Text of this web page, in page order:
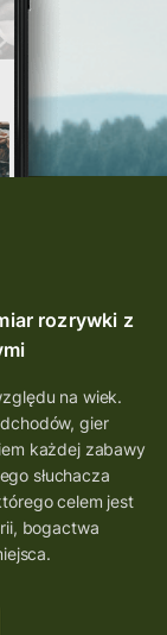
questy
questy
questami
rozrywki z
na wiek.
gier
każdej zabawy
słuchacza
celem jest
bogactwa